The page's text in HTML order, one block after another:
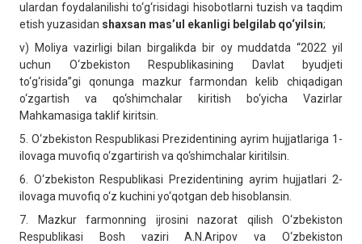
ulardan foydalanilishi to‘g‘risidagi hisobotlarni tuzish va taqdim
etish yuzasidan shaxsan mas’ul ekanligi belgilab qo‘yilsin;
v)
Moliya vazirligi bilan birgalikda bir oy muddatda “2022 yil
uchun O‘zbekiston Respublikasining Davlat byudjeti
to‘g‘risida”gi qonunga mazkur farmondan kelib chiqadigan
o‘zgartish va qo‘shimchalar kiritish bo‘yicha Vazirlar
Mahkamasiga taklif kiritsin.
5. O‘zbekiston Respublikasi Prezidentining ayrim hujjatlariga 1-
ilovaga muvofiq o‘zgartirish va qo‘shimchalar kiritilsin.
6.
O‘zbekiston Respublikasi Prezidentining ayrim hujjatlari 2-
ilovaga muvofiq o‘z kuchini yo‘qotgan deb hisoblansin.
7.
Mazkur farmonning ijrosini nazorat qilish O‘zbekiston
Respublikasi Bosh vaziri A.N.Aripov va O‘zbekiston